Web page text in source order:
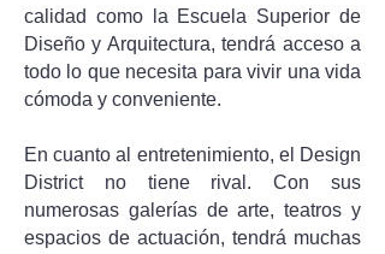
calidad como la Escuela Superior de
Diseño y Arquitectura, tendrá acceso a
todo lo que necesita para vivir una vida
cómoda y conveniente.
En cuanto al entretenimiento, el Design
District no tiene rival. Con sus
numerosas galerías de arte, teatros y
espacios de actuación, tendrá muchas